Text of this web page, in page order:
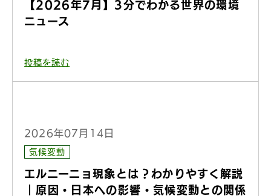
【2026年7月】3分でわかる世界の環境
ニュース
投稿を読む
2026年07月14日
気候変動
エルニーニョ現象とは？わかりやすく解説
｜原因・日本への影響・気候変動との関係